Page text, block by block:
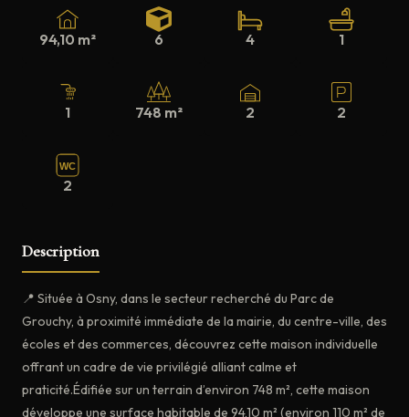
94,10 m² 6 4 1
1 748 m² 2 2
WC
2
Description
📍 Située à Osny, dans le secteur recherché du Parc de
Grouchy, à proximité immédiate de la mairie, du centre-ville, des
écoles et des commerces, découvrez cette maison individuelle
offrant un cadre de vie privilégié alliant calme et
praticité.Édifiée sur un terrain d’environ 748 m², cette maison
développe une surface habitable de 94,10 m² (environ 110 m² de